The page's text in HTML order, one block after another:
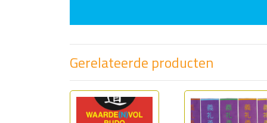
Gerelateerde producten